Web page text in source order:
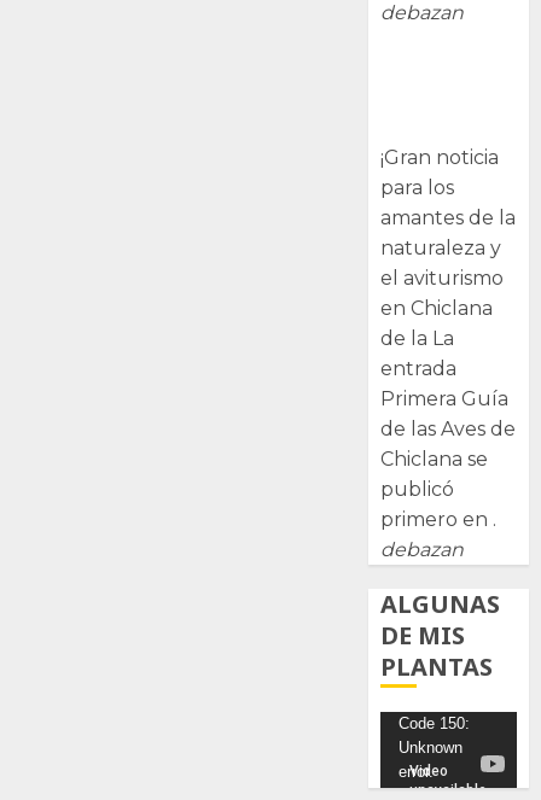
debazan
¡Gran noticia
para los
amantes de la
naturaleza y
el aviturismo
en Chiclana
de la La
entrada
Primera Guía
de las Aves de
Chiclana se
publicó
primero en .
debazan
ALGUNAS
DE MIS
PLANTAS
Reproductor
de
vídeo
Code 150:
Unknown
error.